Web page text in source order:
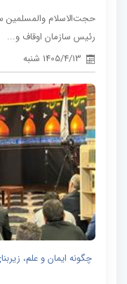
حجت‌الاسلام والمسلمین
رئیس سازمان اوقاف و...
1405/4/13 شنبه
چگونه ایمان و علم،